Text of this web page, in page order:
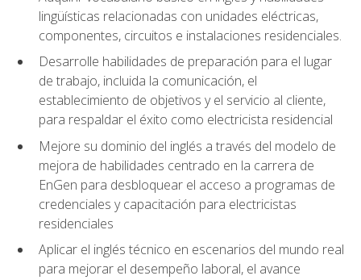
lingüísticas relacionadas con unidades eléctricas,
componentes, circuitos e instalaciones residenciales.
Desarrolle habilidades de preparación para el lugar
de trabajo, incluida la comunicación, el
establecimiento de objetivos y el servicio al cliente,
para respaldar el éxito como electricista residencial
Mejore su dominio del inglés a través del modelo de
mejora de habilidades centrado en la carrera de
EnGen para desbloquear el acceso a programas de
credenciales y capacitación para electricistas
residenciales
Aplicar el inglés técnico en escenarios del mundo real
para mejorar el desempeño laboral, el avance